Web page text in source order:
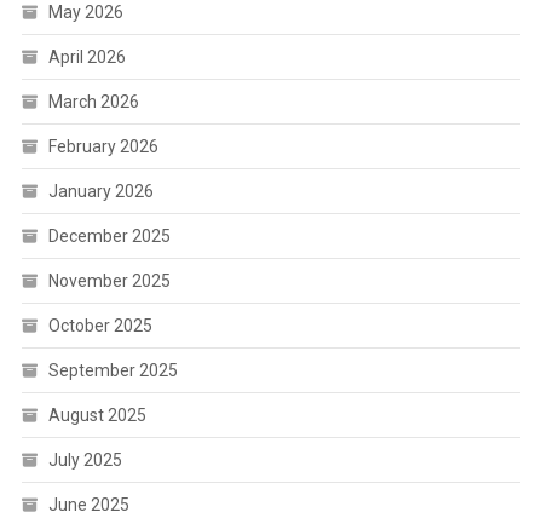
May 2026
April 2026
March 2026
February 2026
January 2026
December 2025
November 2025
October 2025
September 2025
August 2025
July 2025
June 2025